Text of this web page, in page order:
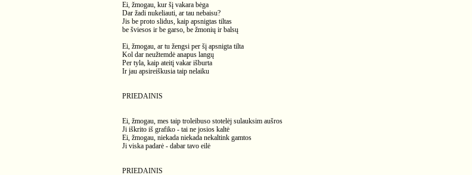
Ei, žmogau, kur šį vakarа bėga
Dar žadi nukeliauti, ar tau nebaisu?
Jis be proto slidus, kaip apsnigtas tiltas
be šviesos ir be garso, be žmonių ir balsų
Ei, žmogau, ar tu žengsi per šį apsnigtа tiltа
Kol dar neužtemdė anapus langų
Per tylа, kaip ateitį vakar išburtа
Ir jau apsireiškusiа taip nelaiku
PRIEDAINIS
Ei, žmogau, mes taip troleibuso stotelėj sulauksim aušros
Ji iškrito iš grafiko - tai ne josios kaltė
Ei, žmogau, niekada niekada nekaltink gamtos
Ji viskа padarė - dabar tavo eilė
PRIEDAINIS